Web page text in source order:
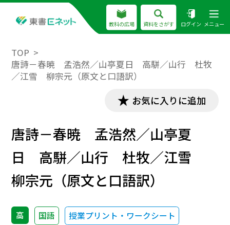
教科の広場 資料をさがす ログイン メニュー
TOP
唐詩－春暁 孟浩然／山亭夏日 高駢／山行 杜牧
／江雪 柳宗元（原文と口語訳）
お気に入りに追加
唐詩－春暁 孟浩然／山亭夏
日 高駢／山行 杜牧／江雪
柳宗元（原文と口語訳）
高 国語 授業プリント・ワークシート